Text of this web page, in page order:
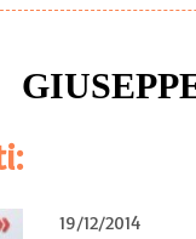
19/12/2014